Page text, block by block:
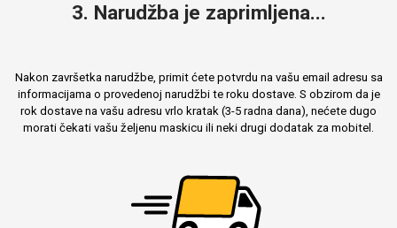
3. Narudžba je zaprimljena...
Nakon završetka narudžbe, primit ćete potvrdu na vašu email adresu sa
informacijama o provedenoj narudžbi te roku dostave. S obzirom da je
rok dostave na vašu adresu vrlo kratak (3-5 radna dana), nećete dugo
morati čekati vašu željenu maskicu ili neki drugi dodatak za mobitel.